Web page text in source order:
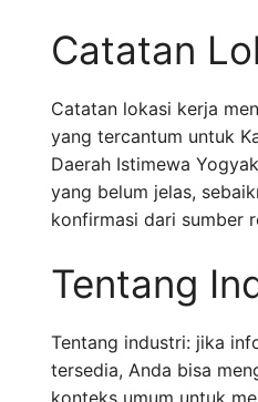
Catatan
Catatan lokasi kerja
yang tercantum untuk
Daerah Istimewa
yang belum jelas,
konfirmasi dari sumber
Tentang
Tentang industri: jika
tersedia, Anda bisa